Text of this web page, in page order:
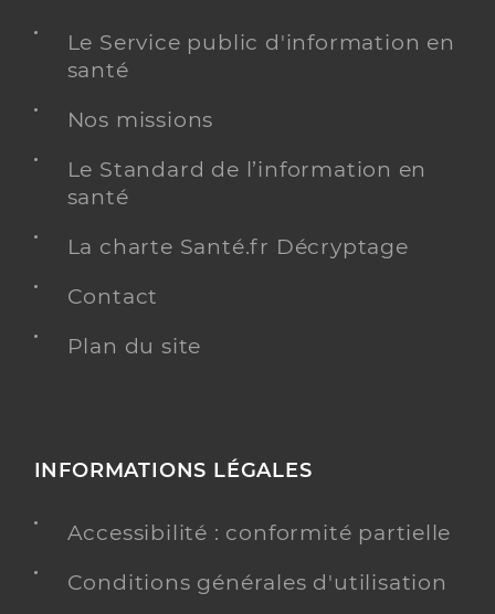
Le Service public d'information en
santé
Nos missions
Le Standard de l’information en
santé
La charte Santé.fr Décryptage
Contact
Plan du site
INFORMATIONS LÉGALES
Accessibilité : conformité partielle
Conditions générales d'utilisation